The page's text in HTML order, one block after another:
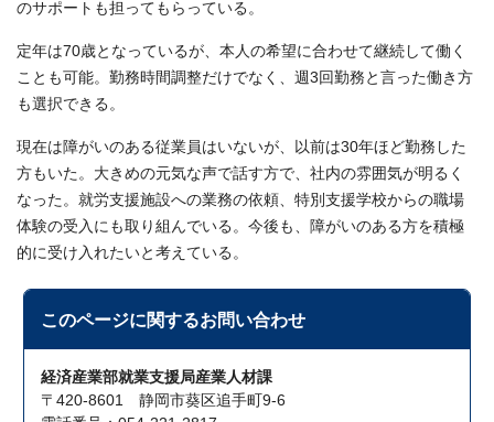
のサポートも担ってもらっている。
定年は70歳となっているが、本人の希望に合わせて継続して働く
ことも可能。勤務時間調整だけでなく、週3回勤務と言った働き方
も選択できる。
現在は障がいのある従業員はいないが、以前は30年ほど勤務した
方もいた。大きめの元気な声で話す方で、社内の雰囲気が明るく
なった。就労支援施設への業務の依頼、特別支援学校からの職場
体験の受入にも取り組んでいる。今後も、障がいのある方を積極
的に受け入れたいと考えている。
このページに関するお問い合わせ
経済産業部就業支援局産業人材課
〒420-8601 静岡市葵区追手町9-6